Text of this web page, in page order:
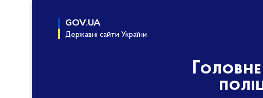
GOV.UA
Державні сайти України